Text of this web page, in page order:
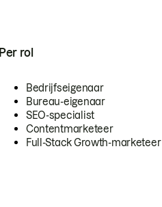
Per rol
Bedrijfseigenaar
Bureau-eigenaar
SEO-specialist
Contentmarketeer
Full-Stack Growth-marketeer